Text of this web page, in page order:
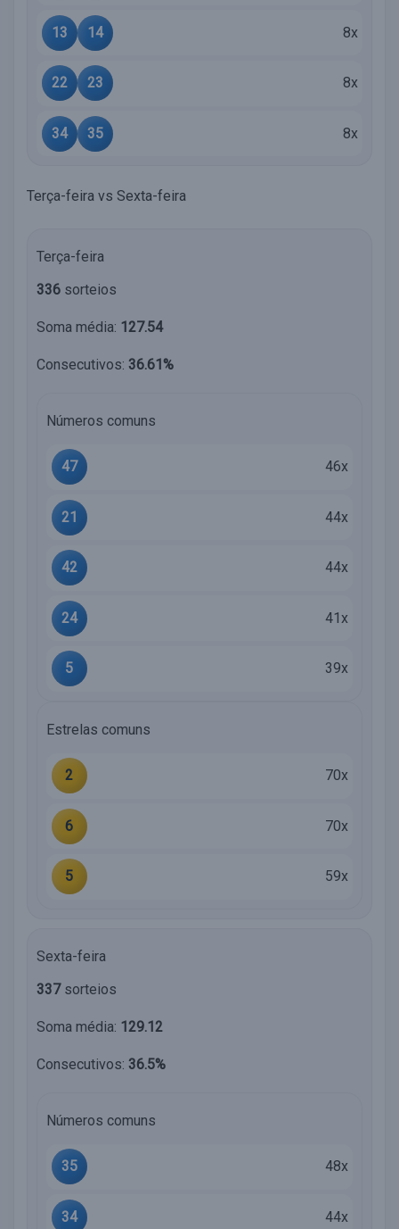
13 14 8x
22 23 8x
34 35 8x
Terça-feira vs Sexta-feira
Terça-feira
336 sorteios
Soma média: 127.54
Consecutivos: 36.61%
Números comuns
47 46x
21 44x
42 44x
24 41x
5 39x
Estrelas comuns
2 70x
6 70x
5 59x
Sexta-feira
337sorteios
Soma média: 129.12
Consecutivos: 36.5%
Números comuns
35 48x
34 44x